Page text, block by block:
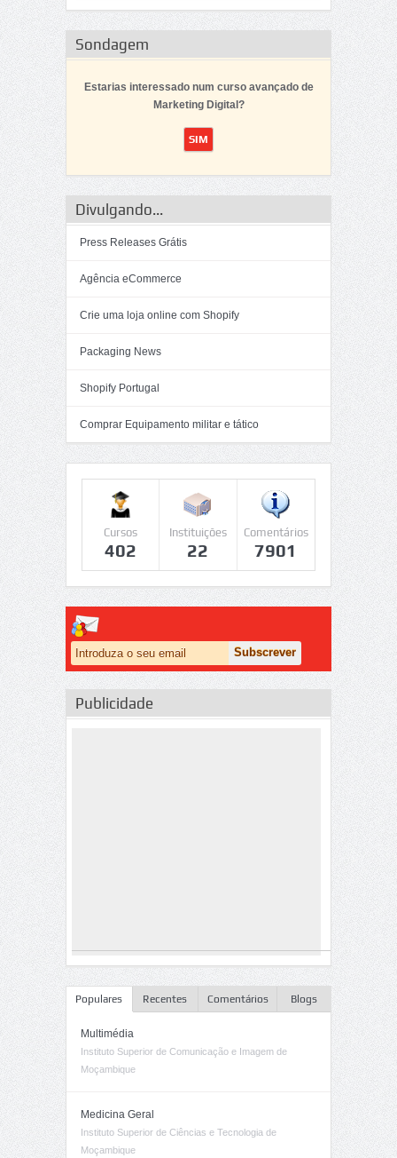
Sondagem
Estarias interessado num curso avançado de
Marketing Digital?
Divulgando...
Press Releases Grátis
Agência eCommerce
Crie uma loja online com Shopify
Packaging News
Shopify Portugal
Comprar Equipamento militar e tático
Cursos
402
Instituições
22
Comentários
7901
Publicidade
Populares Recentes Comentários Blogs
Multimédia
Instituto Superior de Comunicação e Imagem de
Moçambique
Medicina Geral
Instituto Superior de Ciências e Tecnologia de
Moçambique